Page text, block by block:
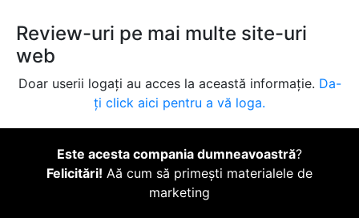
Review-uri pe mai multe site-uri
web
Doar userii logați au acces la această informație. Da-
ți click aici pentru a vă loga.
Este acesta compania dumneavoastră?
Felicitări! Aă cum să primești materialele de
marketing